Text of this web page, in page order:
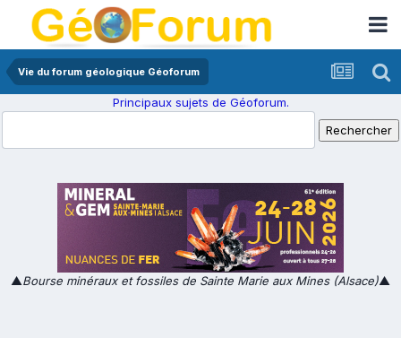
Vie du forum géologique Géoforum
Principaux sujets de Géoforum.
▲Bourse minéraux et fossiles de Sainte Marie aux Mines (Alsace)▲